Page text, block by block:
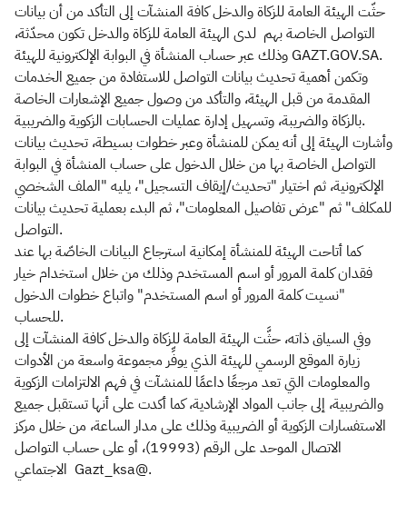
حثّت الهيئة العامة للزكاة والدخل كافة المنشآت إلى التأكد من أن بيانات
التواصل الخاصة بهم لدى الهيئة العامة للزكاة والدخل تكون محدّثة،
وذلك عبر حساب المنشأة في البوابة الإلكترونية للهيئة GAZT.GOV.SA.
وتكمن أهمية تحديث بيانات التواصل للاستفادة من جميع الخدمات
المقدمة من قبل الهيئة، والتأكد من وصول جميع الإشعارات الخاصة
بالزكاة والضريبة، وتسهيل إدارة عمليات الحسابات الزكوية والضريبية.
وأشارت الهيئة إلى أنه يمكن للمنشأة وعبر خطوات بسيطة، تحديث بيانات
التواصل الخاصة بها من خلال الدخول على حساب المنشأة في البوابة
الإلكترونية، ثم اختيار "تحديث/إيقاف التسجيل"، يليه "الملف الشخصي
للمكلف" ثم "عرض تفاصيل المعلومات"، ثم البدء بعملية تحديث بيانات
التواصل.
كما أتاحت الهيئة للمنشأة إمكانية استرجاع البيانات الخاصّة بها عند
فقدان كلمة المرور أو اسم المستخدم وذلك من خلال استخدام خيار
"نسيت كلمة المرور أو اسم المستخدم" واتباع خطوات الدخول
للحساب.
وفي السياق ذاته، حثَّت الهيئة العامة للزكاة والدخل كافة المنشآت إلى
زيارة الموقع الرسمي للهيئة الذي يوفِّر مجموعة واسعة من الأدوات
والمعلومات التي تعد مرجعًا داعمًا للمنشآت في فهم الالتزامات الزكوية
والضريبية، إلى جانب المواد الإرشادية، كما أكدت على أنها تستقبل جميع
الاستفسارات الزكوية أو الضريبية وذلك على مدار الساعة، من خلال مركز
الاتصال الموحد على الرقم (19993)، أو على حساب التواصل
الاجتماعي Gazt_ksa@.